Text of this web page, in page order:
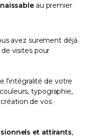
au premier
avez surement déjà
visites pour
l’intégralité de votre
typographie,
de vos
et attirants,